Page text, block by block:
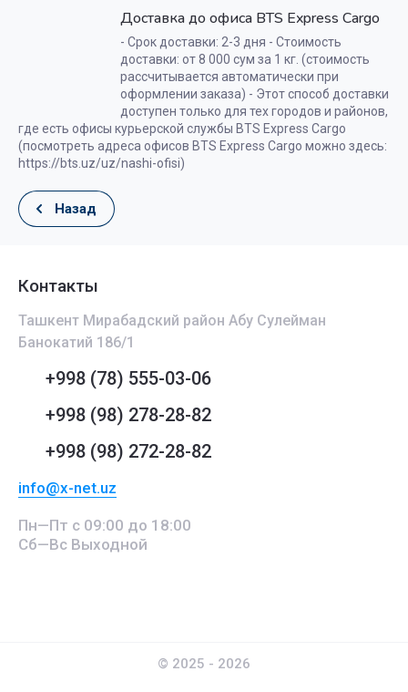
Доставка до офиса BTS Express Cargo
- Срок доставки: 2-3 дня - Стоимость
доставки: от 8 000 сум за 1 кг. (стоимость
рассчитывается автоматически при
оформлении заказа) - Этот способ доставки
доступен только для тех городов и районов,
где есть офисы курьерской службы BTS Express Cargo
(посмотреть адреса офисов BTS Express Cargo можно здесь:
https://bts.uz/uz/nashi-ofisi)
Назад
Контакты
Ташкент Мирабадский район Абу Сулейман
Банокатий 186/1
+998 (78) 555-03-06
+998 (98) 278-28-82
+998 (98) 272-28-82
info@x-net.uz
Пн—Пт с 09:00 до 18:00
Сб—Вс Выходной
© 2025 - 2026